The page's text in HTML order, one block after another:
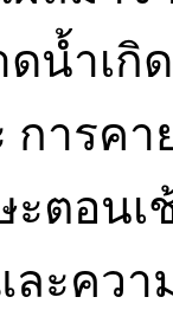
ดน้ำเ
การค
ะตอน
ะควา